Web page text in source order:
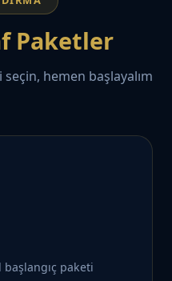
Paketler
hemen başlayalım
paketi